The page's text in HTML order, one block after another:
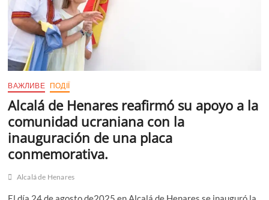
ВАЖЛИВЕ ПОДІЇ
Alcalá de Henares reafirmó su apoyo a la
comunidad ucraniana con la
inauguración de una placa
conmemorativa.
Alcalá de Henares